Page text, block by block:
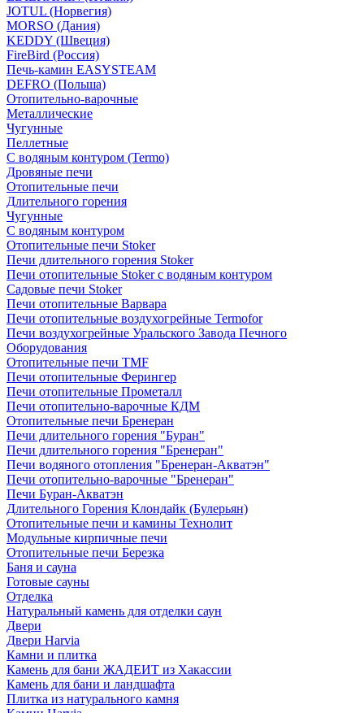
JOTUL (Норвегия)
MORSO (Дания)
KEDDY (Швеция)
FireBird (Россия)
Печь-камин EASYSTEAM
DEFRO (Польша)
Отопительно-варочные
Металлические
Чугунные
Пеллетные
С водяным контуром (Termo)
Дровяные печи
Отопительные печи
Длительного горения
Чугунные
C водяным контуром
Отопительные печи Stoker
Печи длительного горения Stoker
Печи отопительные Stoker с водяным контуром
Садовые печи Stoker
Печи отопительные Варвара
Печи отопительные воздухогрейные Termofor
Печи воздухогрейные Уральского Завода Печного
Оборудования
Отопительные печи TMF
Печи отопительные Ферингер
Печи отопительные Прометалл
Печи отопительно-варочные КДМ
Отопительные печи Бренеран
Печи длительного горения "Буран"
Печи длительного горения "Бренеран"
Печи водяного отопления "Бренеран-Акватэн"
Печи отопительно-варочные "Бренеран"
Печи Буран-Акватэн
Длительного Горения Клондайк (Булерьян)
Отопительные печи и камины Технолит
Модульные кирпичные печи
Отопительные печи Березка
Баня и сауна
Готовые сауны
Отделка
Натуральный камень для отделки саун
Двери
Двери Harvia
Камни и плитка
Камень для бани ЖАДЕИТ из Хакассии
Камень для бани и ландшафта
Плитка из натурального камня